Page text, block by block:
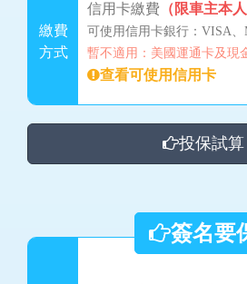
繳費
方式
信用卡繳費 （限車主本人
可使用信用卡銀行：VISA、
暫不適用：美國運通卡及現
查看可使用信用卡
投保試算
簽名要